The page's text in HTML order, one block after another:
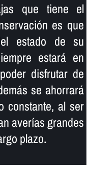
que tiene el
es que
estado de su
estará en
disfrutar de
se ahorrará
constante, al ser
averí­as grandes
plazo.